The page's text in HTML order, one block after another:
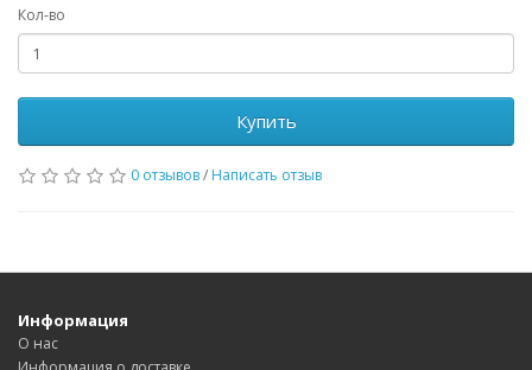
Кол-во
Купить
0 отзывов/ Написать отзыв
Информация
О нас